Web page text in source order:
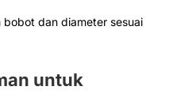
dan diameter sesuai
untuk